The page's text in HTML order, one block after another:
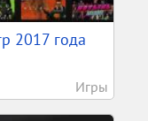
2017 года
Игры